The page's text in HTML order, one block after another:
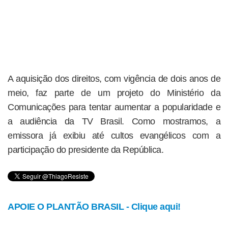
A aquisição dos direitos, com vigência de dois anos de
meio, faz parte de um projeto do Ministério da
Comunicações para tentar aumentar a popularidade e
a audiência da TV Brasil. Como mostramos, a
emissora já exibiu até cultos evangélicos com a
participação do presidente da República.
APOIE O PLANTÃO BRASIL - Clique aqui!